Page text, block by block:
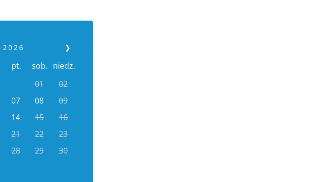
❯
2026
pt. sob. niedz.
01
02
07 08
09
14 15
16
21 22
23
28 29
30